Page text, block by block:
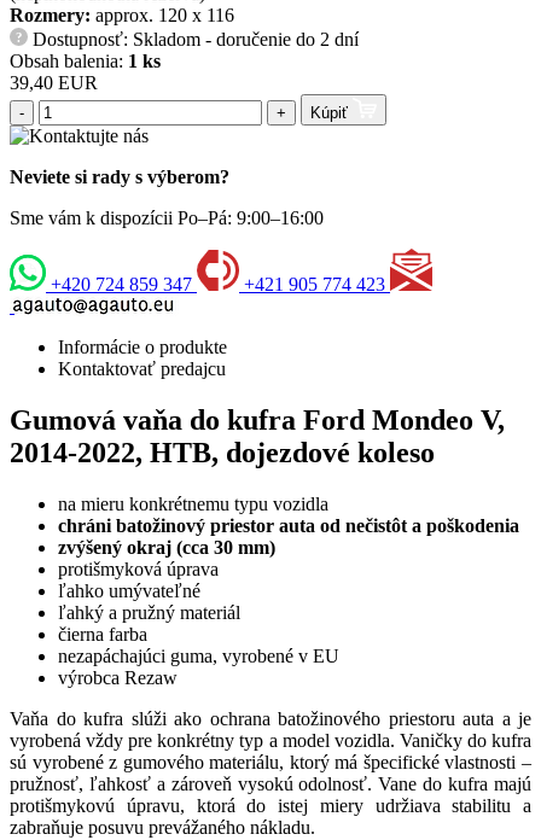
Rozmery: approx. 120 x 116
?
Dostupnosť: Skladom - doručenie do 2 dní
Obsah balenia: 1 ks
39,40 EUR
- + Kúpiť
Neviete si rady s výberom?
Sme vám k dispozícii Po–Pá: 9:00–16:00
+420 724 859 347 +421 905 774 423
Informácie o produkte
Kontaktovať predajcu
Gumová vaňa do kufra Ford Mondeo V,
2014-2022, HTB, dojezdové koleso
na mieru konkrétnemu typu vozidla
chráni batožinový priestor auta od nečistôt a poškodenia
zvýšený okraj (cca 30 mm)
protišmyková úprava
ľahko umývateľné
ľahký a pružný materiál
čierna farba
nezapáchajúci guma, vyrobené v EU
výrobca Rezaw
Vaňa do kufra slúži ako ochrana batožinového priestoru auta a je
vyrobená vždy pre konkrétny typ a model vozidla. Vaničky do kufra
sú vyrobené z gumového materiálu, ktorý má špecifické vlastnosti –
pružnosť, ľahkosť a zároveň vysokú odolnosť. Vane do kufra majú
protišmykovú úpravu, ktorá do istej miery udržiava stabilitu a
zabraňuje posuvu prevážaného nákladu.